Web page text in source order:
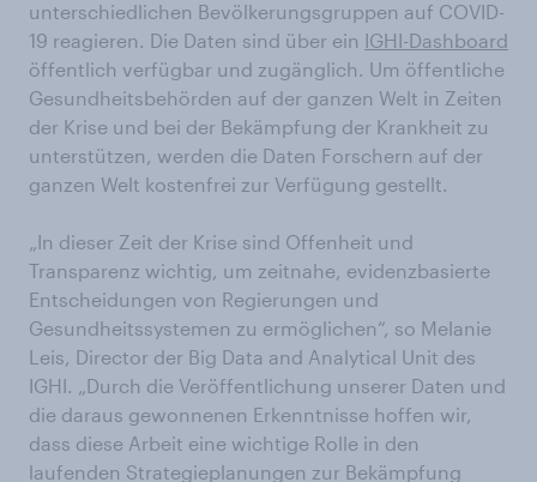
unterschiedlichen Bevölkerungsgruppen auf COVID-
19 reagieren. Die Daten sind über ein IGHI-Dashboard
öffentlich verfügbar und zugänglich. Um öffentliche
Gesundheitsbehörden auf der ganzen Welt in Zeiten
der Krise und bei der Bekämpfung der Krankheit zu
unterstützen, werden die Daten Forschern auf der
ganzen Welt kostenfrei zur Verfügung gestellt.
„In dieser Zeit der Krise sind Offenheit und
Transparenz wichtig, um zeitnahe, evidenzbasierte
Entscheidungen von Regierungen und
Gesundheitssystemen zu ermöglichen“, so Melanie
Leis, Director der Big Data and Analytical Unit des
IGHI. „Durch die Veröffentlichung unserer Daten und
die daraus gewonnenen Erkenntnisse hoffen wir,
dass diese Arbeit eine wichtige Rolle in den
laufenden Strategieplanungen zur Bekämpfung